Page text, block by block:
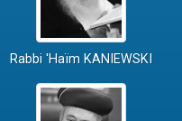
Rabbi 'Haïm KANIEWSKI